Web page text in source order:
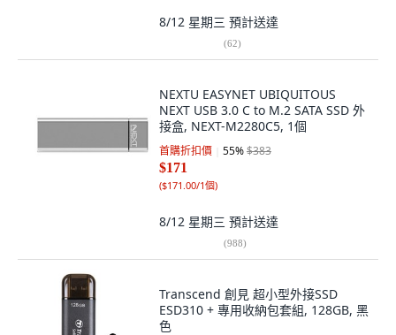
8/12 星期三 預計送達
(62)
NEXTU EASYNET UBIQUITOUS
NEXT USB 3.0 C to M.2 SATA SSD 外
接盒, NEXT-M2280C5, 1個
首購折扣價 55%$383
$171
($171.00/1個)
8/12 星期三 預計送達
(988)
Transcend 創見 超小型外接SSD
ESD310 + 專用收納包套組, 128GB, 黑
色